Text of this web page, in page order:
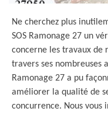
Ne cherchez plus
SOS Ramonage 27 un
concerne les travaux de
travers ses nombreuses
Ramonage 27 a pu
améliorer la qualité de
concurrence. Nous vous